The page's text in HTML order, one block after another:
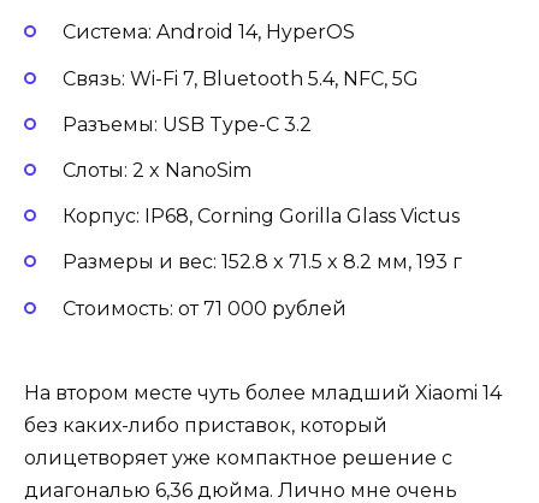
Система: Android 14, HyperOS
Связь: Wi-Fi 7, Bluetooth 5.4, NFC, 5G
Разъемы: USB Type-C 3.2
Слоты: 2 x NanoSim
Корпус: IP68, Corning Gorilla Glass Victus
Размеры и вес: 152.8 x 71.5 x 8.2 мм, 193 г
Стоимость: от 71 000 рублей
На втором месте чуть более младший Xiaomi 14
без каких-либо приставок, который
олицетворяет уже компактное решение с
диагональю 6,36 дюйма. Лично мне очень